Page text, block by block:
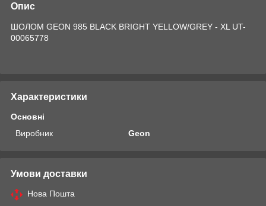
Опис
ШОЛОМ GEON 985 BLACK BRIGHT YELLOW/GREY - XL UT-
00065778
Характеристики
Основні
Виробник
Geon
Умови доставки
Нова Пошта